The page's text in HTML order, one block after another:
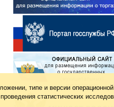
типе и версии
статистических